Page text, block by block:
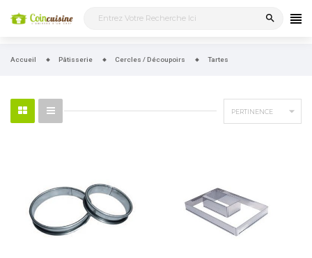
search
Accueil Pâtisserie Cercles / Découpoirs Tartes
PERTINENCE 